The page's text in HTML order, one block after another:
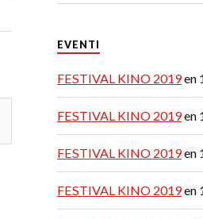
EVENTI
FESTIVAL KINO 2019en
FESTIVAL KINO 2019en
FESTIVAL KINO 2019en
FESTIVAL KINO 2019en